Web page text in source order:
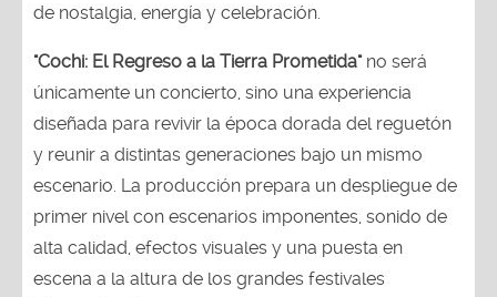
de nostalgia, energía y celebración.
"Cochi: El Regreso a la Tierra Prometida" no será
únicamente un concierto, sino una experiencia
diseñada para revivir la época dorada del reguetón
y reunir a distintas generaciones bajo un mismo
escenario. La producción prepara un despliegue de
primer nivel con escenarios imponentes, sonido de
alta calidad, efectos visuales y una puesta en
escena a la altura de los grandes festivales